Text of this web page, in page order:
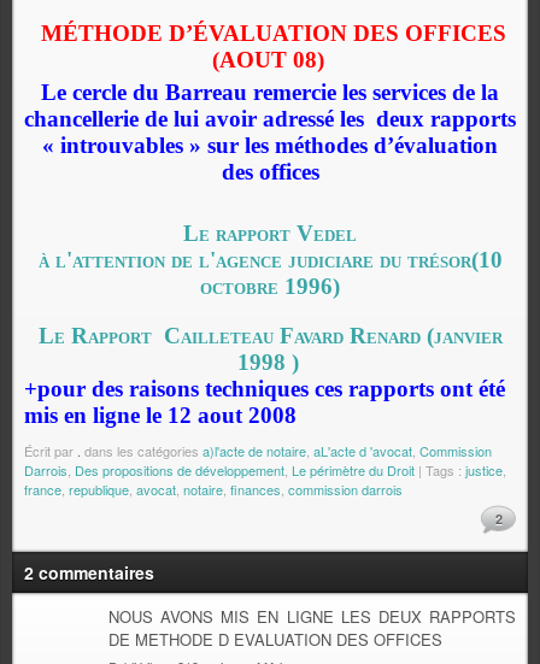
MÉTHODE D’ÉVALUATION DES OFFICES
(AOUT 08)
Le cercle du Barreau remercie les services de la
chancellerie de lui avoir adressé les deux rapports
« introuvables » sur les méthodes d’évaluation
des offices
Le rapport Vedel
à l'attention de l'agence judiciare du trésor(10
octobre 1996)
Le Rapport Cailleteau Favard Renard (janvier
1998 )
+pour des raisons techniques ces rapports ont été
mis en ligne le 12 aout 2008
Écrit par dans les catégories a)l'acte de notaire aL'acte d 'avocat Commission
Darrois Des propositions de développement Le périmètre du Droit | Tags : justice
france republique avocat notaire finances commission darrois
2
2 commentaires
NOUS AVONS MIS EN LIGNE LES DEUX RAPPORTS
DE METHODE D EVALUATION DES OFFICES